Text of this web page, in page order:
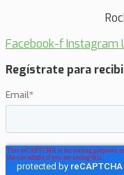
Facebook-fInstagram
Regístrate para